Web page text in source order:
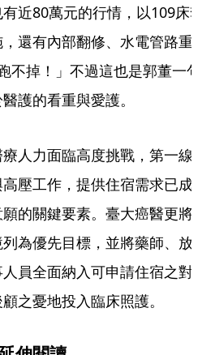
近80萬元的行情，以109床
還有內部翻修、水電管路重
不掉！」不過這也是郭董一
護的看重與愛護。
人力面臨高度挑戰，第一線
壓工作，提供住宿需求已成
的關鍵要素。臺大癌醫更將
為優先目標，並將藥師、放
員全面納入可申請住宿之對
之憂地投入臨床照護。